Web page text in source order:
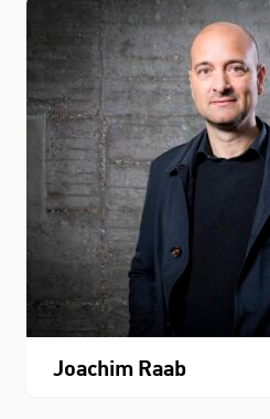
Joachim Raab